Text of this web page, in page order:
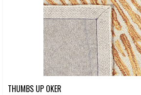
THUMBS UP OKER